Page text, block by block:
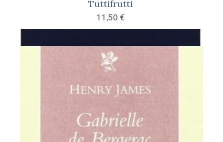
Tuttifrutti
11,50 €